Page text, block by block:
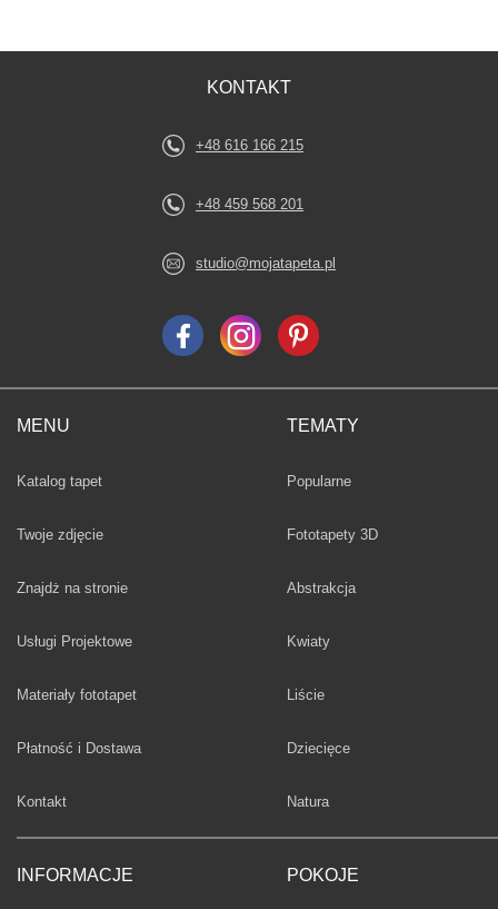
MENU
Katalog tapet
Twoje zdjęcie
Znajdż na stronie
Usługi Projektowe
Materiały fototapet
Płatność i Dostawa
Kontakt
INFORMACJE
TEMATY
Fototapety
Popularne
Fototapety 3D
Fototapety
Abstrakcja
Fototapety
Kwiaty
Fototapety
Liście
Fototapety
Dziecięce
Fototapety
Natura
POKOJE
KONTAKT
+48 616 166 215
+48 459 568 201
studio@mojatapeta.pl